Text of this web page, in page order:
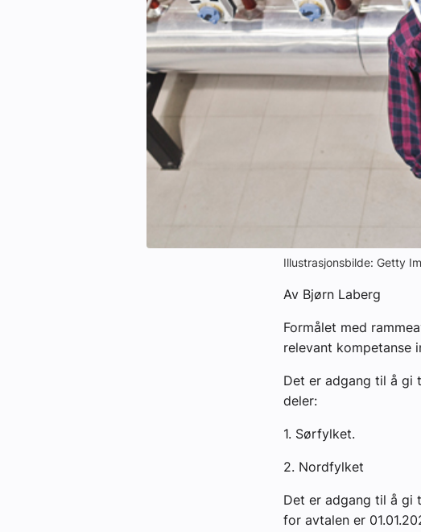
Kontakt oss:
Abonner på fagbladet Byggfakta Nyheter
Annonsere i VVS Aktuelt
Kontakt oss
Tips oss
Illustrasjonsbilde: Getty
Av Bjørn Laberg
Formålet med
relevant kompetanse
Det er adgang til å gi
deler:
1. Sørfylket.
2. Nordfylket
Det er adgang til å gi
for avtalen er